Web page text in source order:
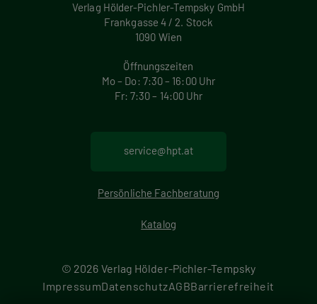
Verlag Hölder-Pichler-Tempsky GmbH
Frankgasse 4 / 2. Stock
1090 Wien
Öffnungszeiten
Mo – Do: 7:30 – 16:00 Uhr
Fr: 7:30 – 14:00 Uhr
service@hpt.at
Persönliche Fachberatung
Katalog
© 2026 Verlag Hölder-Pichler-Tempsky
F
ImpressumDatenschutzAGBBarrierefreiheit